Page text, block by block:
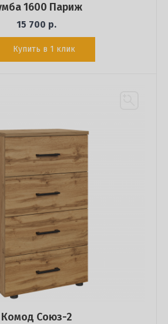
1600 Париж
15 700 р.
Купить в 1 клик
Комод Союз-2